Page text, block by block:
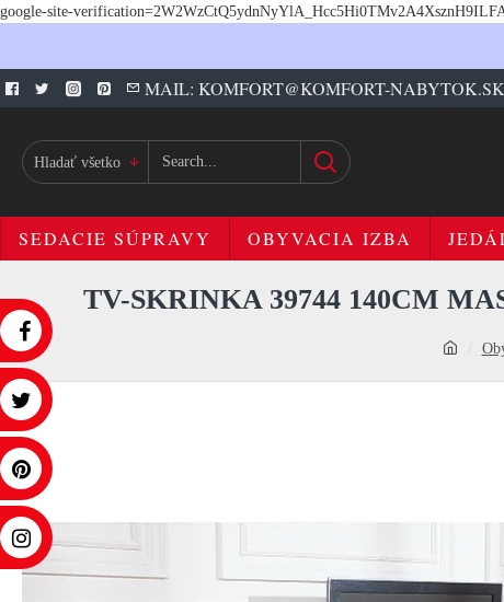
google-site-
MAIL: KOMFORT@KOMFORT-NABYTOK.SK
Hladať všetko
SEDACIE SÚPRAVY OBYVACIA IZBA
TV-SKRINKA 39744 140CM